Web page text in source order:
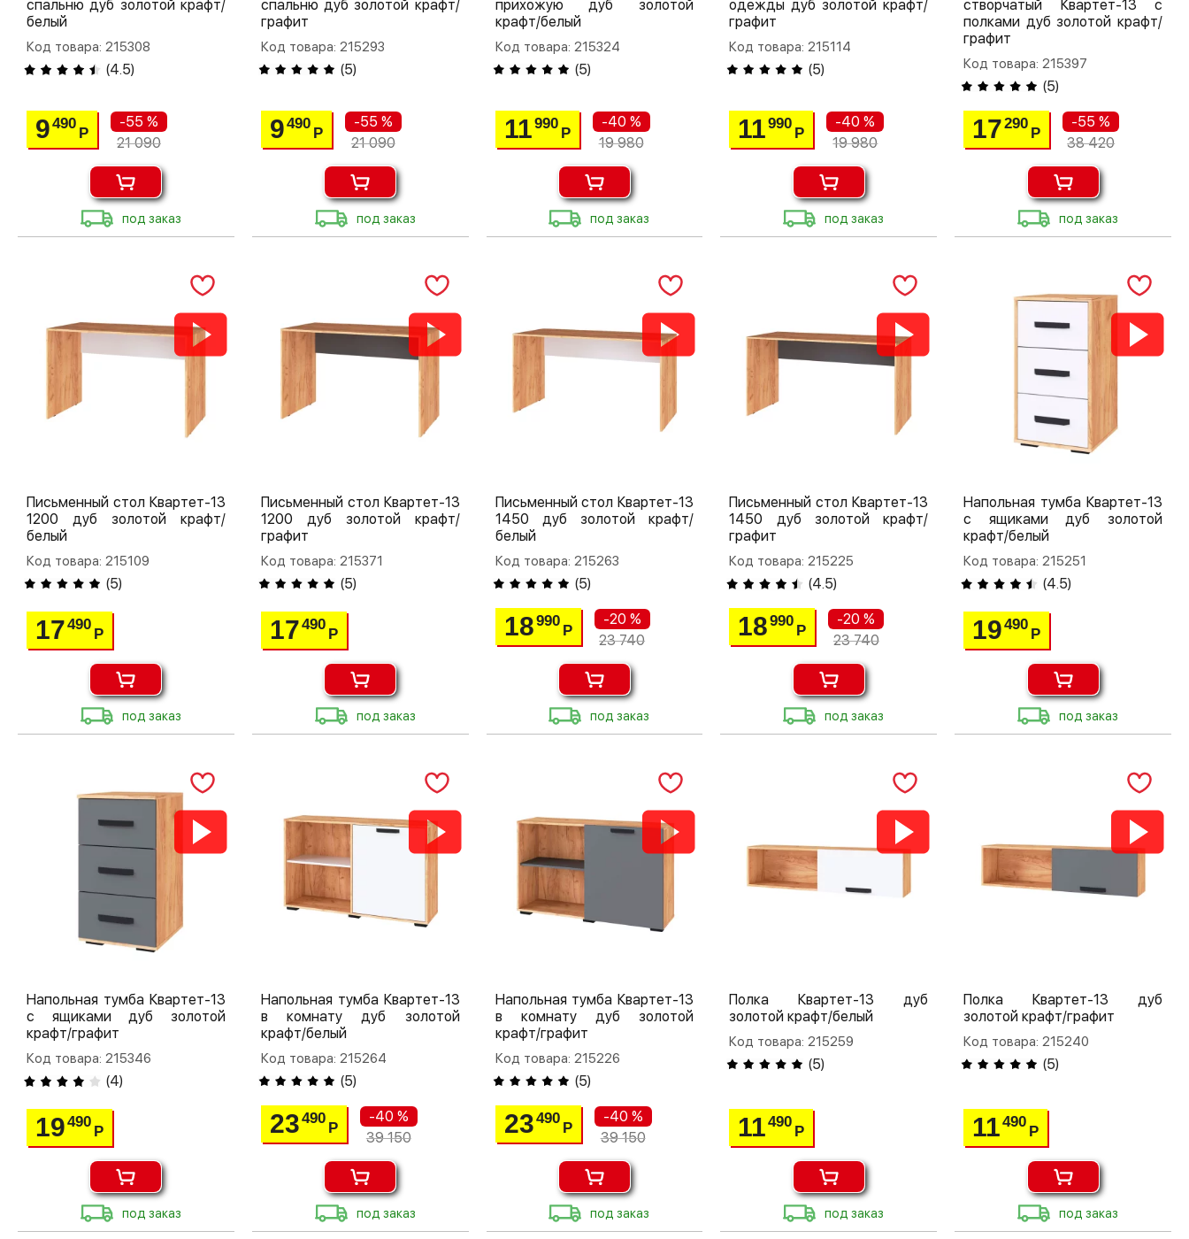
спальню дуб золотой крафт/
белый
Код товара: 215308
(4.5)
9490
Р
-55 %
21 090
под заказ
спальню дуб золотой крафт/
графит
Код товара: 215293
(5)
9490
Р
-55 %
21 090
под заказ
прихожую дуб золотой
крафт/белый
Код товара: 215324
(5)
11990
Р
-40 %
19 980
под заказ
одежды дуб золотой крафт/
графит
Код товара: 215114
(5)
11990
Р
-40 %
19 980
под заказ
створчатый Квартет-13 с
полками дуб золотой крафт/
графит
Код товара: 215397
(5)
17290
Р
-55 %
38 420
под заказ
Письменный стол Квартет-13
1200 дуб золотой крафт/
белый
Код товара: 215109
(5)
17490
Р
под заказ
Письменный стол Квартет-13
1200 дуб золотой крафт/
графит
Код товара: 215371
(5)
17490
Р
под заказ
Письменный стол Квартет-13
1450 дуб золотой крафт/
белый
Код товара: 215263
(5)
18990
Р
-20 %
23 740
под заказ
Письменный стол Квартет-13
1450 дуб золотой крафт/
графит
Код товара: 215225
(4.5)
18990
Р
-20 %
23 740
под заказ
Напольная тумба Квартет-13
с ящиками дуб золотой
крафт/белый
Код товара: 215251
(4.5)
19490
Р
под заказ
Напольная тумба Квартет-13
с ящиками дуб золотой
крафт/графит
Код товара: 215346
(4)
19490
Р
под заказ
Напольная тумба Квартет-13
в комнату дуб золотой
крафт/белый
Код товара: 215264
(5)
23490
Р
-40 %
39 150
под заказ
Напольная тумба Квартет-13
в комнату дуб золотой
крафт/графит
Код товара: 215226
(5)
23490
Р
-40 %
39 150
под заказ
Полка Квартет-13 дуб
золотой крафт/белый
Код товара: 215259
(5)
11490
Р
под заказ
Полка Квартет-13 дуб
золотой крафт/графит
Код товара: 215240
(5)
11490
Р
под заказ